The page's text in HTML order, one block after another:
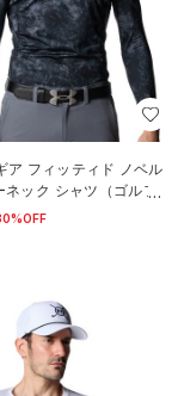
ア フィッティド ノベル
ック シャツ（ゴルフ/